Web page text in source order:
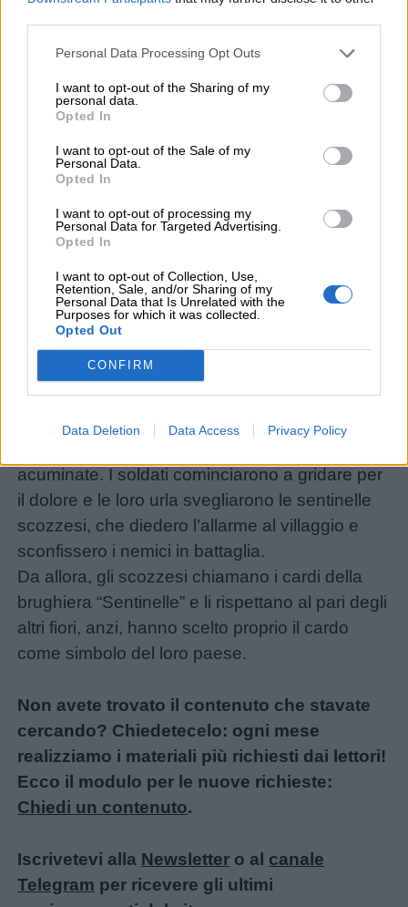
Personal Data Processing Opt Outs
I want to opt-out of the Sharing of my
personal data.
Opted In
I want to opt-out of the Sale of my
Personal Data.
Opted In
I want to opt-out of processing my
Personal Data for Targeted Advertising.
Opted In
I want to opt-out of Collection, Use,
Retention, Sale, and/or Sharing of my
Personal Data that Is Unrelated with the
Purposes for which it was collected.
Opted Out
CONFIRM
Data Deletion Data Access Privacy Policy
colorare
Storie
per
bambini
Feste
giornate
Filastrocche
Giochi
Lavoretti
Nomi
Nomi
femminili
Frasi
e
aforismi
Buonanotte
Auguri
Educazione
casa dei bei vasi di terracotta dipinta, i cardi
vivevano soli nella terra umida della brughiera.
Una notte, l’esercito vichingo sbarcò sulle
spiagge scozzesi; nessuno nel villaggio si
accorse di loro: né le rose, che dormivano nei
dormivano accanto ai falò.
I vichinghi decisero di togliersi i pesanti stivali
chiodati e di avanzare nella brughiera a piedi
scalzi: in questo modo le sentinelle non li
avrebbero sentiti arrivare e avrebbero colto gli
scozzesi nel sonno.
Il loro piano sarebbe andato a buon fine ma i
cardi selvatici, che si erano accorti degli
invasori nella brughiera, cominciarono a
acuminate. I soldati cominciarono a gridare per
il dolore e le loro urla svegliarono le sentinelle
scozzesi, che diedero l’allarme al villaggio e
sconfissero i nemici in battaglia.
Da allora, gli scozzesi chiamano i cardi della
brughiera “Sentinelle” e li rispettano al pari degli
altri fiori, anzi, hanno scelto proprio il cardo
come simbolo del loro paese.
Non avete trovato il contenuto che stavate
cercando? Chiedetecelo: ogni mese
realizziamo i materiali più richiesti dai lettori!
Ecco il modulo per le nuove richieste:
Chiedi un contenuto.
Iscrivetevi alla Newsletter o al canale
Telegram per ricevere gli ultimi